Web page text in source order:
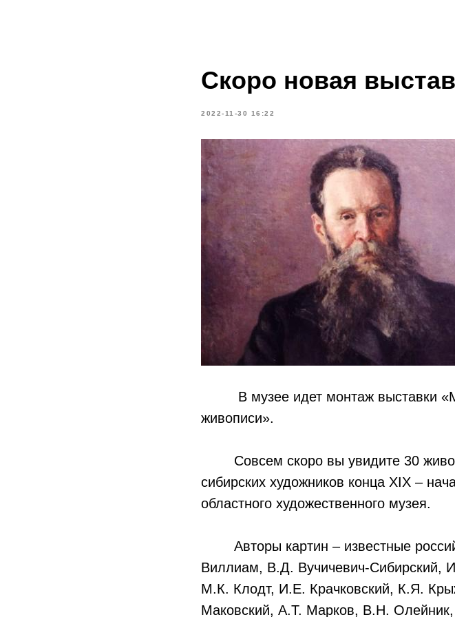
Скоро новая
2022-11-30 16:22
В музее идет монтаж выставки
живописи».
Совсем скоро вы увидите 30
сибирских художников конца XIX –
областного художественного музея.
Авторы картин – известные
Виллиам, В.Д. Вучичевич-Сибирский,
М.К. Клодт, И.Е. Крачковский, К.Я.
Маковский, А.Т. Марков, В.Н.